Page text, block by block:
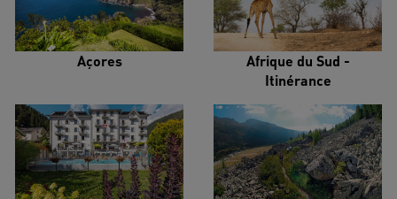
Açores
Afrique du Sud -
Itinérance